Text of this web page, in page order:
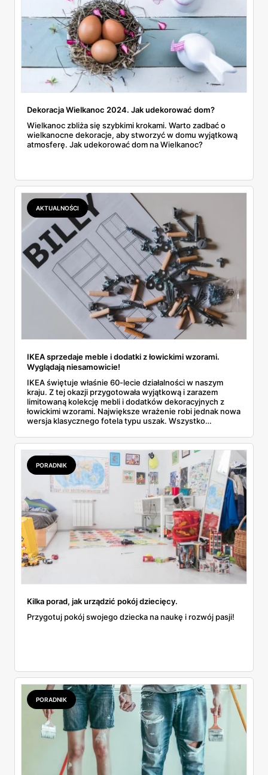
Dekoracja Wielkanoc 2024. Jak udekorować dom?
Wielkanoc zbliża się szybkimi krokami. Warto zadbać o
wielkanocne dekoracje, aby stworzyć w domu wyjątkową
atmosferę. Jak udekorować dom na Wielkanoc?
AKTUALNOŚCI
IKEA sprzedaje meble i dodatki z łowickimi wzorami.
Wyglądają niesamowicie!
IKEA świętuje właśnie 60-lecie działalności w naszym
kraju. Z tej okazji przygotowała wyjątkową i zarazem
limitowaną kolekcję mebli i dodatków dekoracyjnych z
łowickimi wzorami. Największe wrażenie robi jednak nowa
wersja klasycznego fotela typu uszak. Wszystko
Poznaj szczegóły dotyczące tej oferty specjalnej!
PORADNIK
Kilka porad, jak urządzić pokój dziecięcy.
Przygotuj pokój swojego dziecka na naukę i rozwój pasji!
PORADNIK